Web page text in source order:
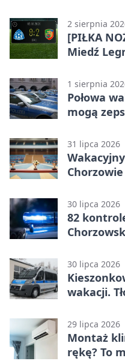
2 sierpnia
[PIŁKA
Miedź
1 sierpnia
Połowa
mogą
31 lipca 2026
30 lipca 2026
82
30 lipca 2026
wakacji.
29 lipca 2026
Montaż
rękę? To